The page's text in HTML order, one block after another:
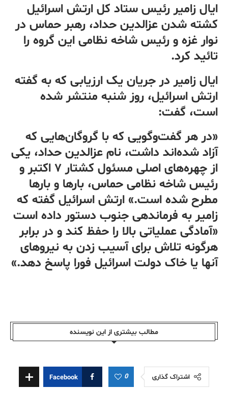
ایال زامیر رئیس ستاد کل ارتش اسرائیل
کشته شدن عزالدین حداد، رهبر حماس در
نوار غزه و رئیس شاخه نظامی این گروه را
تائید کرد.
ایال زامیر در جریان یک ارزیابی که به گفته
ارتش اسرائیل، روز شنبه منتشر شده
است، گفت:
«در هر گفت‌وگویی که با گروگان‌هایی که
آزاد شده‌اند داشت، نام عزالدین حداد، یکی
از چهره‌های اصلی مسئول کشتار ۷ اکتبر و
رئیس شاخه نظامی حماس، بارها و بارها
مطرح شده است.» ارتش اسرائیل گفته که
زامیر به فرماندهی جنوب دستور داده است
«آمادگی عملیاتی بالا را حفظ کند و در برابر
هرگونه تلاش برای آسیب زدن به نیروهای
آنها یا خاک دولت اسرائیل فورا پاسخ دهد.»
مطالب بیشتری از این نویسندە
اشتراک گذاری 0
Facebook